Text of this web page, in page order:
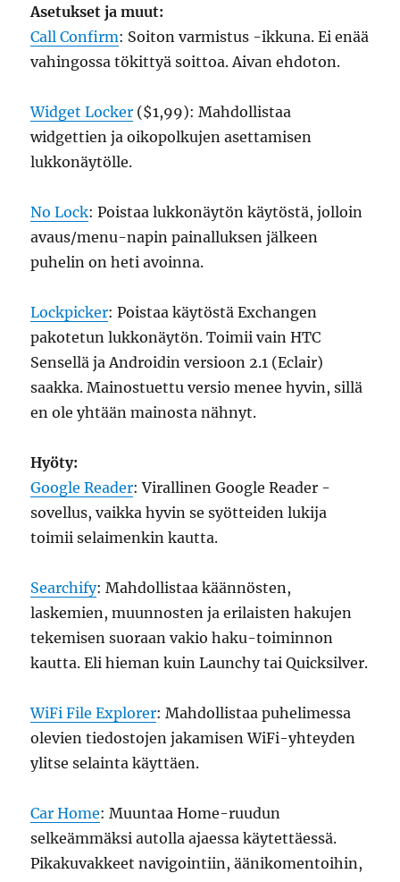
Asetukset ja muut:
Call Confirm: Soiton varmistus -ikkuna. Ei enää
vahingossa tökittyä soittoa. Aivan ehdoton.
Widget Locker ($1,99): Mahdollistaa
widgettien ja oikopolkujen asettamisen
lukkonäytölle.
No Lock: Poistaa lukkonäytön käytöstä, jolloin
avaus/menu-napin painalluksen jälkeen
puhelin on heti avoinna.
Lockpicker: Poistaa käytöstä Exchangen
pakotetun lukkonäytön. Toimii vain HTC
Sensellä ja Androidin versioon 2.1 (Eclair)
saakka. Mainostuettu versio menee hyvin, sillä
en ole yhtään mainosta nähnyt.
Hyöty:
Google Reader: Virallinen Google Reader -
sovellus, vaikka hyvin se syötteiden lukija
toimii selaimenkin kautta.
Searchify: Mahdollistaa käännösten,
laskemien, muunnosten ja erilaisten hakujen
tekemisen suoraan vakio haku-toiminnon
kautta. Eli hieman kuin Launchy tai Quicksilver.
WiFi File Explorer: Mahdollistaa puhelimessa
olevien tiedostojen jakamisen WiFi-yhteyden
ylitse selainta käyttäen.
Car Home: Muuntaa Home-ruudun
selkeämmäksi autolla ajaessa käytettäessä.
Pikakuvakkeet navigointiin, äänikomentoihin,